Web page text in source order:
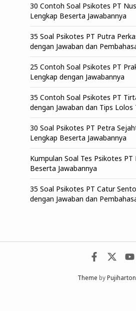
30 Contoh Soal Psikotes PT
Lengkap Beserta Jawabannya
35 Soal Psikotes PT Putra
dengan Jawaban dan
25 Contoh Soal Psikotes PT
Lengkap dengan Jawabannya
35 Contoh Soal Psikotes PT
dengan Jawaban dan Tips Lolos
30 Soal Psikotes PT Petra
Lengkap Beserta Jawabannya
Kumpulan Soal Tes Psikotes
Beserta Jawabannya
35 Soal Psikotes PT Catur
dengan Jawaban dan
Theme by